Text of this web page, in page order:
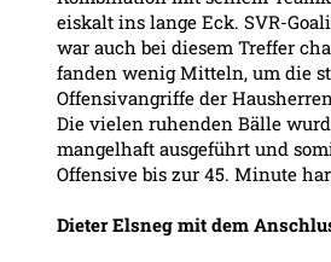
eiskalt ins lange Eck. SVR-
war auch bei diesem Treffer
fanden wenig Mitteln, um die
Offensivangriffe der
Die vielen ruhenden Bälle
mangelhaft ausgeführt und
Offensive bis zur 45. Minute
Dieter Elsneg mit dem